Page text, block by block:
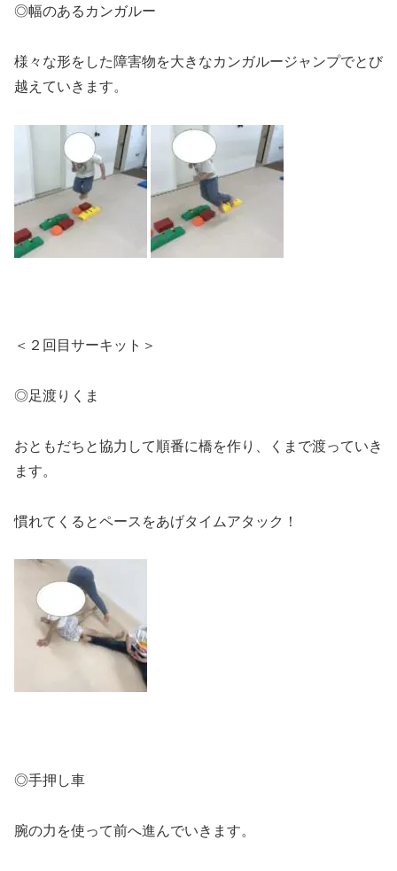
◎幅のあるカンガルー
様々な形をした障害物を大きなカンガルージャンプでとび
越えていきます。
＜２回目サーキット＞
◎足渡りくま
おともだちと協力して順番に橋を作り、くまで渡っていき
ます。
慣れてくるとペースをあげタイムアタック！
◎手押し車
腕の力を使って前へ進んでいきます。